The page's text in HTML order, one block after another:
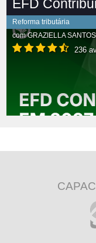
EFD
Reforma tributária
comGRAZIELLA SANTOS
236